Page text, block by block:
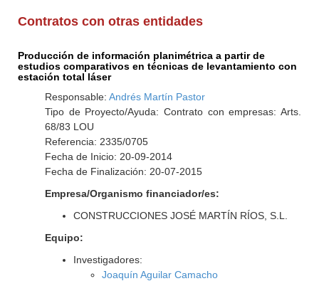
Contratos con otras entidades
Producción de información planimétrica a partir de
estudios comparativos en técnicas de levantamiento con
estación total láser
Responsable: Andrés Martín Pastor
Tipo de Proyecto/Ayuda: Contrato con empresas: Arts.
68/83 LOU
Referencia: 2335/0705
Fecha de Inicio: 20-09-2014
Fecha de Finalización: 20-07-2015
Empresa/Organismo financiador/es:
CONSTRUCCIONES JOSÉ MARTÍN RÍOS, S.L.
Equipo:
Investigadores:
Joaquín Aguilar Camacho